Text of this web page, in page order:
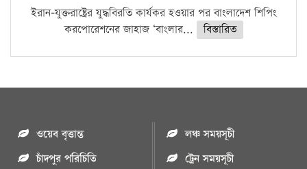
ইরান-যুক্তরাষ্ট্রের যুদ্ধবিরতি কার্যকর হওয়ার পর বাংলাদেশ শিপিং
করপোরেশনের জাহাজ ‘বাংলার...
বিস্তারিত
ওয়েব বৃত্তান্ত
চাঁদপুর পরিচিতি
লঞ্চ সময়সূচী
ট্রেন সময়সূচী